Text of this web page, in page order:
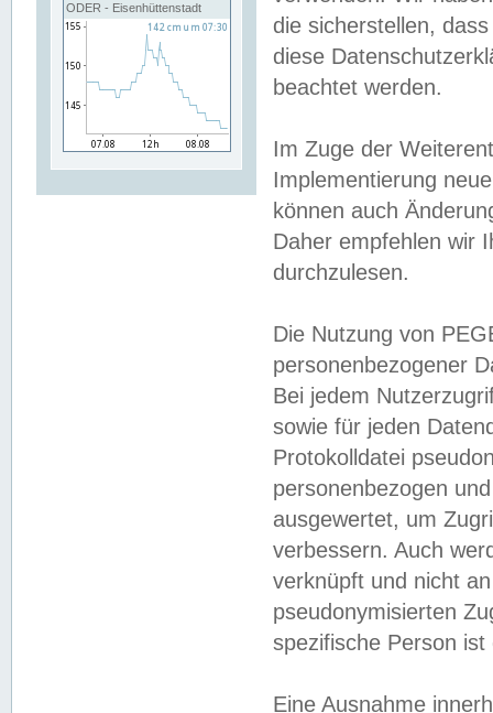
ODER - Eisenhüttenstadt
die sicherstellen,
diese
beachtet werden.
Im Zuge der
Implementierung
können auch
Daher empfehlen wir
durchzulesen.
Die Nutzung von
personenbezogener
Bei jedem
sowie für jeden
Protokolldatei
personenbezogen
ausgewertet, um
verbessern. Auch
verknüpft und nicht
pseudonymisierten
spezifische Person
Eine Ausnahme